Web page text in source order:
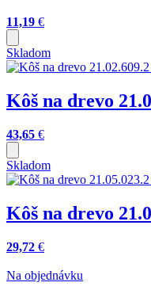
11,19 €
Skladom
Kôš na drevo
43,65 €
Skladom
Kôš na drevo
29,72 €
Na objednávku